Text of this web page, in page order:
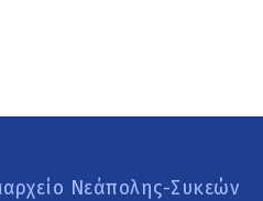
Νεάπολης-Συκεών